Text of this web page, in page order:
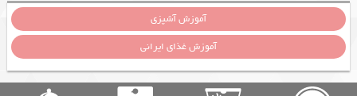
آموزش آشپزی
آموزش غذای ایرانی